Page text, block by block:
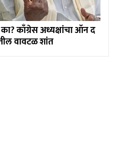
काँग्रेस अध्यक्षांचा ऑन द
वावटळ शांत